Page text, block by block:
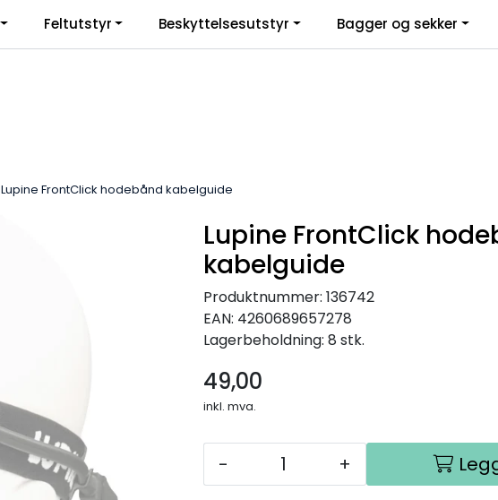
Feltutstyr Beskyttelsesutstyr Bagger og sekker
Lupine FrontClick hodebånd kabelguide
Lupine FrontClick
kabelguide
Produktnummer: 136742
EAN: 4260689657278
Lagerbeholdning: 8 stk.
49,00
inkl. mva.
- +